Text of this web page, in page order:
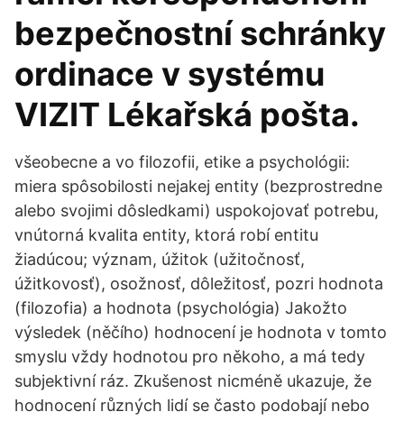
bezpečnostní schránky
ordinace v systému
VIZIT Lékařská pošta.
všeobecne a vo filozofii, etike a psychológii:
miera spôsobilosti nejakej entity (bezprostredne
alebo svojimi dôsledkami) uspokojovať potrebu,
vnútorná kvalita entity, ktorá robí entitu
žiadúcou; význam, úžitok (užitočnosť,
úžitkovosť), osožnosť, dôležitosť, pozri hodnota
(filozofia) a hodnota (psychológia) Jakožto
výsledek (něčího) hodnocení je hodnota v tomto
smyslu vždy hodnotou pro někoho, a má tedy
subjektivní ráz. Zkušenost nicméně ukazuje, že
hodnocení různých lidí se často podobají nebo